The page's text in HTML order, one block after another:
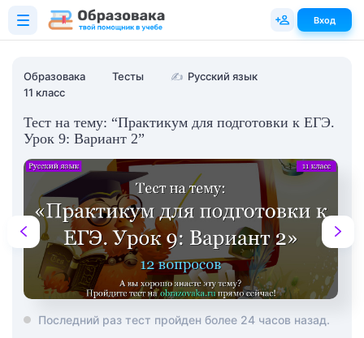
Образовака Тесты ✍ Русский язык
11 класс
Тест на тему: “Практикум для подготовки к ЕГЭ.
Урок 9: Вариант 2”
Последний раз тест пройден более 24 часов назад.
Вход